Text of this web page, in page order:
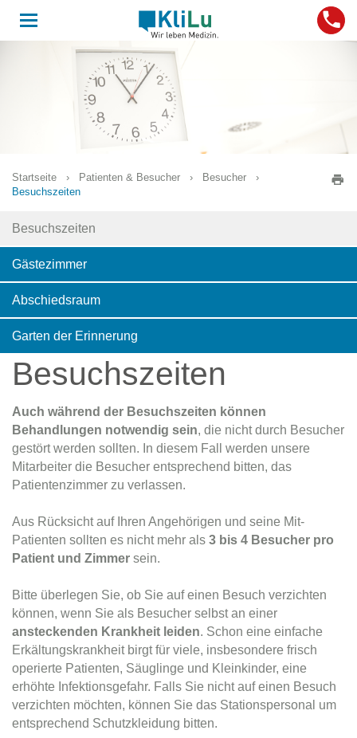
Toggle
navigation
Startseite › Patienten & Besucher › Besucher
›
Besuchszeiten
Besuchszeiten
Gästezimmer
Abschiedsraum
Garten der Erinnerung
Besuchszeiten
Auch während der Besuchszeiten können
Behandlungen notwendig sein, die nicht durch Besucher
gestört werden sollten. In diesem Fall werden unsere
Mitarbeiter die Besucher entsprechend bitten, das
Patientenzimmer zu verlassen.
Aus Rücksicht auf Ihren Angehörigen und seine Mit-
Patienten sollten es nicht mehr als 3 bis 4 Besucher pro
Patient und Zimmer sein.
Bitte überlegen Sie, ob Sie auf einen Besuch verzichten
können, wenn Sie als Besucher selbst an einer
ansteckenden Krankheit leiden. Schon eine einfache
Erkältungskrankheit birgt für viele, insbesondere frisch
operierte Patienten, Säuglinge und Kleinkinder, eine
erhöhte Infektionsgefahr. Falls Sie nicht auf einen Besuch
verzichten möchten, können Sie das Stationspersonal um
entsprechend Schutzkleidung bitten.